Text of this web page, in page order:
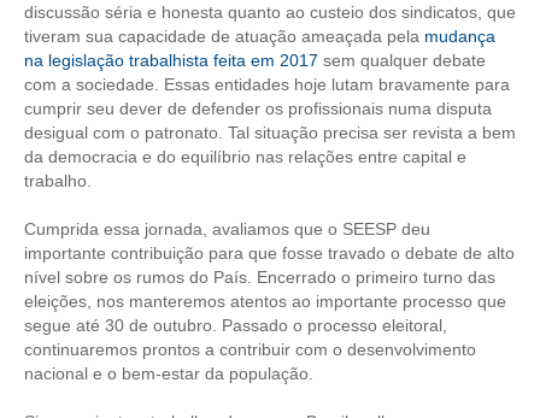
ENGENHEIRO EMPREENDEDOR
SEESP EDUCAÇÃO
PLATAFORMAS GRATUITAS
BENEFÍCIOS
APOSENTADORIA
CONVÊNIOS
PLANO DE SAÚDE
SEESPPREV
discussão séria e honesta quanto ao custeio dos sindicatos, que
tiveram sua capacidade de atuação ameaçada pela mudança
na legislação trabalhista feita em 2017 sem qualquer debate
com a sociedade. Essas entidades hoje lutam bravamente para
cumprir seu dever de defender os profissionais numa disputa
desigual com o patronato. Tal situação precisa ser revista a bem
da democracia e do equilíbrio nas relações entre capital e
trabalho.
Cumprida essa jornada, avaliamos que o SEESP deu
importante contribuição para que fosse travado o debate de alto
nível sobre os rumos do País. Encerrado o primeiro turno das
eleições, nos manteremos atentos ao importante processo que
segue até 30 de outubro. Passado o processo eleitoral,
continuaremos prontos a contribuir com o desenvolvimento
nacional e o bem-estar da população.